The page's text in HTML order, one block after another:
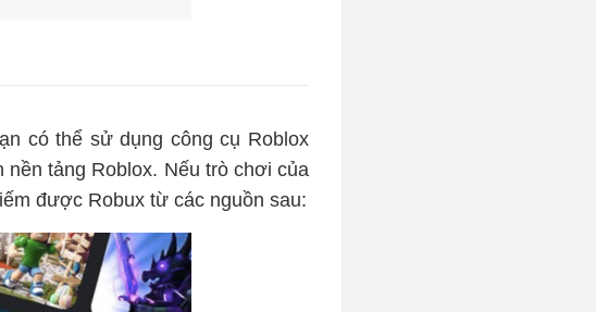
có thể sử dụng công cụ Roblox
tảng Roblox. Nếu trò chơi của
được Robux từ các nguồn sau: